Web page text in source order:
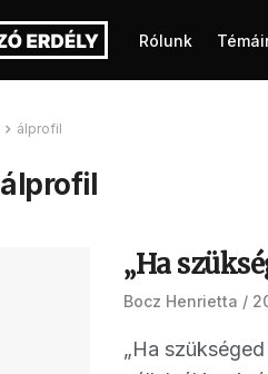
Rólunk
álprofil
álprofil
„Ha
Bocz Henrietta
„Ha